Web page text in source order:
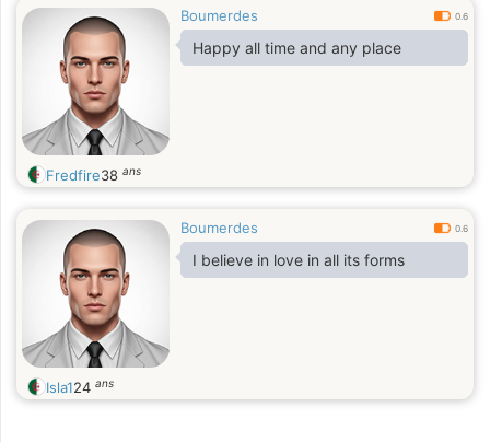
Boumerdes 0.6
Happy all time and any place
Fredfire38 ans
Boumerdes 0.6
I believe in love in all its forms
Isla124 ans